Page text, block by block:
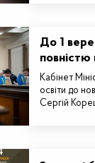
До 1
повністю
Кабінет
освіти до
Сергій